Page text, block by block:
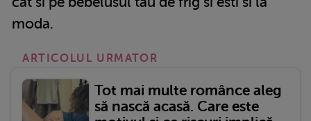
moda.
ARTICOLUL URMATOR
Tot mai multe românce aleg
să nască acasă. Care este